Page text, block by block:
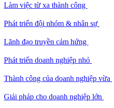
Làm việc từ xa thành công
Phát triển đội nhóm & nhân sự
Lãnh đạo truyền cảm hứng
Phát triển doanh nghiệp nhỏ
Thành công của doanh nghiệp vừa
Giải pháp cho doanh nghiệp lớn